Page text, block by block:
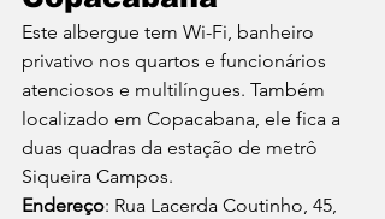
Este albergue tem Wi-Fi, banheiro
privativo nos quartos e funcionários
atenciosos e multilíngues. Também
localizado em Copacabana, ele fica a
duas quadras da estação de metrô
Siqueira Campos.
Endereço: Rua Lacerda Coutinho, 45,